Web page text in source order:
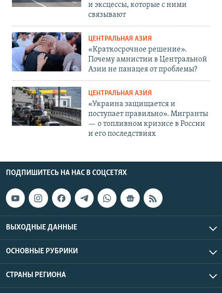
и эксцессы, которые с ними
связывают
ЦЕНТРАЛЬНАЯ АЗИЯ
«Краткосрочное решение».
Почему амнистии в Центральной
Азии не панацея от проблемы?
ЦЕНТРАЛЬНАЯ АЗИЯ
«Украина защищается и
поступает правильно». Мигранты
— о топливном кризисе в России
и его последствиях
ПОДПИШИТЕСЬ НА НАС В СОЦСЕТЯХ
ВЫХОДНЫЕ ДАННЫЕ
ОСНОВНЫЕ РУБРИКИ
СТРАНЫ РЕГИОНА